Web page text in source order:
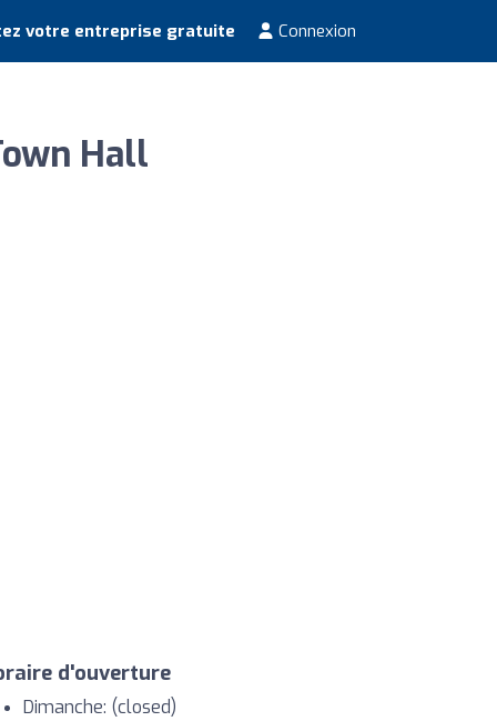
votre entreprise gratuite Connexion
Hall
d'ouverture
Dimanche: (closed)